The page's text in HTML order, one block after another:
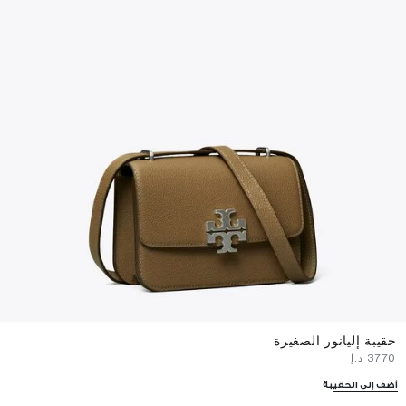
حقيبة إليانور الصغيرة
أضف إلى الحقيبة